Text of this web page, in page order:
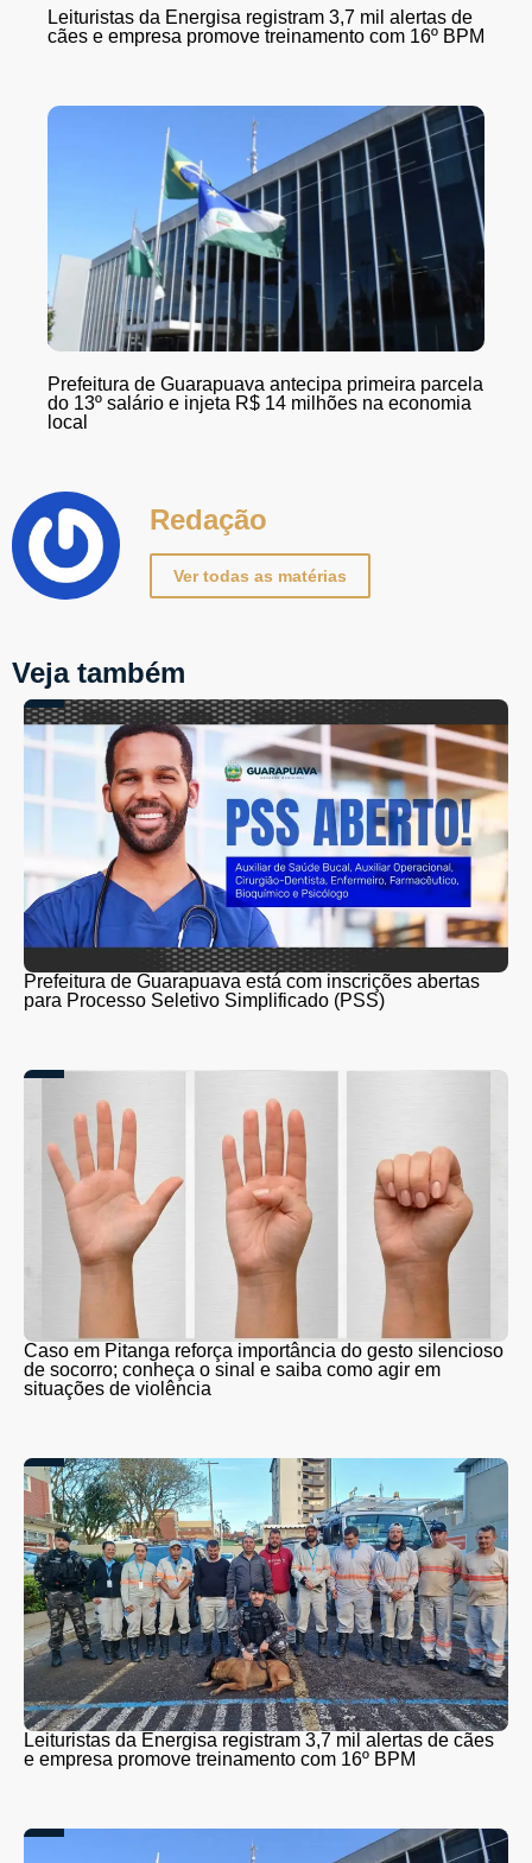
Leituristas da Energisa registram 3,7 mil alertas de
cães e empresa promove treinamento com 16º BPM
Prefeitura de Guarapuava antecipa primeira parcela
do 13º salário e injeta R$ 14 milhões na economia
local
Redação
Ver todas as matérias
Veja também
Prefeitura de Guarapuava está com inscrições abertas
para Processo Seletivo Simplificado (PSS)
Caso em Pitanga reforça importância do gesto silencioso
de socorro; conheça o sinal e saiba como agir em
situações de violência
Leituristas da Energisa registram 3,7 mil alertas de cães
e empresa promove treinamento com 16º BPM